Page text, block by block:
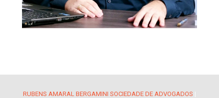
RUBENS AMARAL BERGAMINI SOCIEDADE DE ADVOGADOS |